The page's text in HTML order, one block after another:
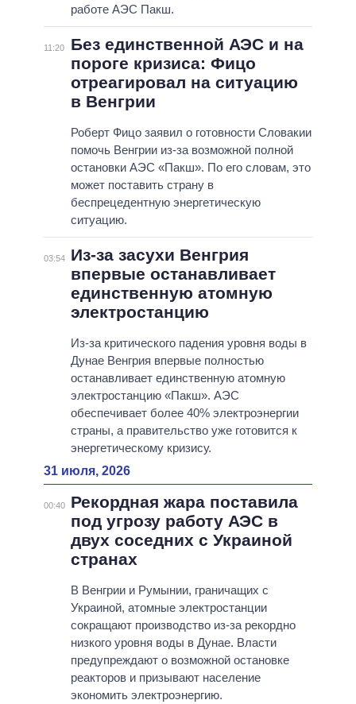
работе АЭС Пакш.
11:20
Без единственной АЭС и на
пороге кризиса: Фицо
отреагировал на ситуацию
в Венгрии
Роберт Фицо заявил о готовности Словакии
помочь Венгрии из-за возможной полной
остановки АЭС «Пакш». По его словам, это
может поставить страну в
беспрецедентную энергетическую
ситуацию.
03:54
Из-за засухи Венгрия
впервые останавливает
единственную атомную
электростанцию
Из-за критического падения уровня воды в
Дунае Венгрия впервые полностью
останавливает единственную атомную
электростанцию «Пакш». АЭС
обеспечивает более 40% электроэнергии
страны, а правительство уже готовится к
энергетическому кризису.
31 июля, 2026
00:40
Рекордная жара поставила
под угрозу работу АЭС в
двух соседних с Украиной
странах
В Венгрии и Румынии, граничащих с
Украиной, атомные электростанции
сокращают производство из-за рекордно
низкого уровня воды в Дунае. Власти
предупреждают о возможной остановке
реакторов и призывают население
экономить электроэнергию.